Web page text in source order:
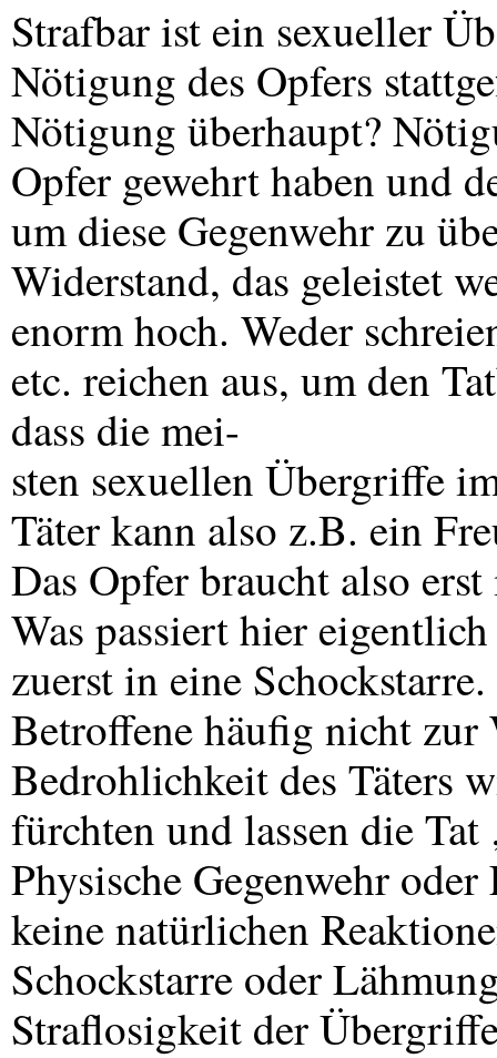
Strafbar ist ein sexueller
Nötigung des Opfers
Nötigung überhaupt?
Opfer gewehrt haben und
um diese Gegenwehr zu
Widerstand, das geleistet
enorm hoch. Weder
etc. reichen aus, um den
dass die mei-
sten sexuellen Übergriffe
Täter kann also z.B. ein
Das Opfer braucht also
Was passiert hier
zuerst in eine
Betroffene häufig nicht zur
Bedrohlichkeit des Täters
fürchten und lassen die Tat
Physische Gegenwehr
keine natürlichen
Schockstarre oder
Straflosigkeit der